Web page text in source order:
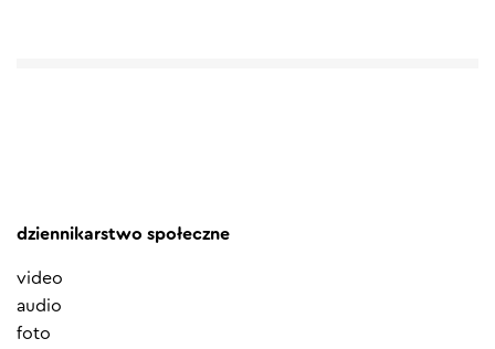
dziennikarstwo społeczne
video
audio
foto